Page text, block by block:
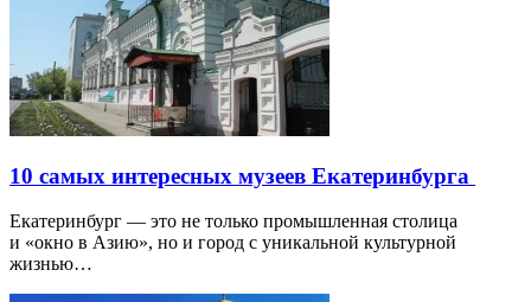
10 самых интересных музеев Екатеринбурга
Екатеринбург — это не только промышленная столица
и «окно в Азию», но и город с уникальной культурной
жизнью…